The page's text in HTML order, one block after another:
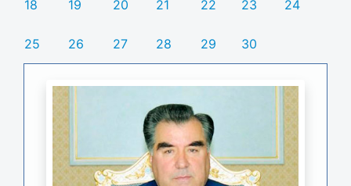
18 19 20 21 22 23 24
25 26 27 28 29 30